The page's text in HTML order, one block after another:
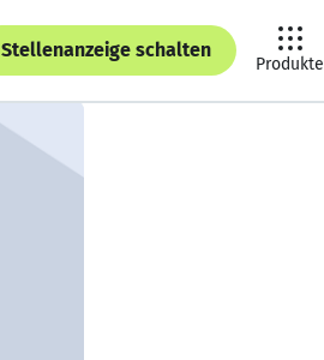
Stellenanzeige schalten
Produkte